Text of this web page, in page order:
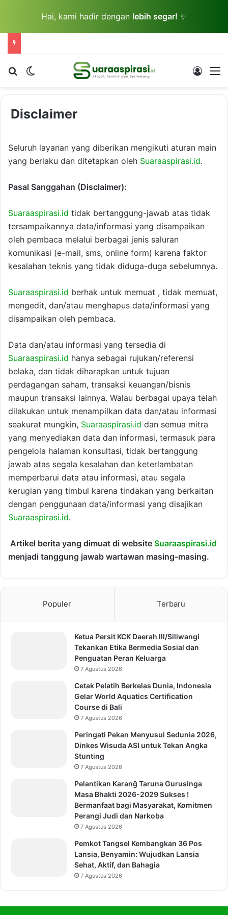
Hai, kami hadir dengan lebih segar! ✨
Cari berita...Switch skin Log In
Disclaimer
Seluruh layanan yang diberikan mengikuti aturan main
yang berlaku dan ditetapkan oleh Suaraaspirasi.id.
Pasal Sanggahan (Disclaimer):
Suaraaspirasi.id tidak bertanggung-jawab atas tidak
tersampaikannya data/informasi yang disampaikan
oleh pembaca melalui berbagai jenis saluran
komunikasi (e-mail, sms, online form) karena faktor
kesalahan teknis yang tidak diduga-duga sebelumnya.
Suaraaspirasi.id berhak untuk memuat , tidak memuat,
mengedit, dan/atau menghapus data/informasi yang
disampaikan oleh pembaca.
Data dan/atau informasi yang tersedia di
Suaraaspirasi.id hanya sebagai rujukan/referensi
belaka, dan tidak diharapkan untuk tujuan
perdagangan saham, transaksi keuangan/bisnis
maupun transaksi lainnya. Walau berbagai upaya telah
dilakukan untuk menampilkan data dan/atau informasi
seakurat mungkin, Suaraaspirasi.id dan semua mitra
yang menyediakan data dan informasi, termasuk para
pengelola halaman konsultasi, tidak bertanggung
jawab atas segala kesalahan dan keterlambatan
memperbarui data atau informasi, atau segala
kerugian yang timbul karena tindakan yang berkaitan
dengan penggunaan data/informasi yang disajikan
Suaraaspirasi.id.
Artikel berita yang dimuat di website Suaraaspirasi.id
menjadi tanggung jawab wartawan masing-masing.
Populer Terbaru
Ketua Persit KCK Daerah III/Siliwangi
Tekankan Etika Bermedia Sosial dan
Penguatan Peran Keluarga
7 Agustus 2026
Cetak Pelatih Berkelas Dunia, Indonesia
Gelar World Aquatics Certification
Course di Bali
7 Agustus 2026
Peringati Pekan Menyusui Sedunia 2026,
Dinkes Wisuda ASI untuk Tekan Angka
Stunting
7 Agustus 2026
Pelantikan Karanĝ Taruna Gurusinga
Masa Bhakti 2026-2029 Sukses !
Bermanfaat bagi Masyarakat, Komitmen
Perangi Judi dan Narkoba
7 Agustus 2026
Pemkot Tangsel Kembangkan 36 Pos
Lansia, Benyamin: Wujudkan Lansia
Sehat, Aktif, dan Bahagia
7 Agustus 2026